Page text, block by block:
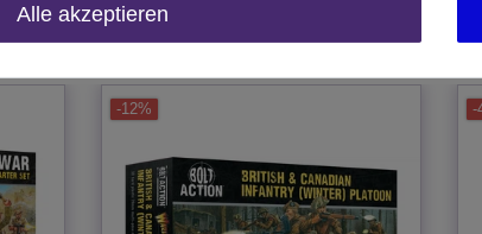
Produkt:
-12% -
Alle akzeptieren